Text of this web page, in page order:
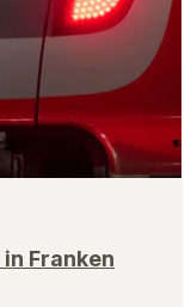
Franken